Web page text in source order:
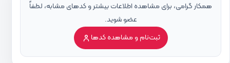
همکار گرامی، برای مشاهده اطلاعات بیشتر و کدهای مشابه، لطفاً
عضو شوید.
ثبت‌نام و مشاهده کدها